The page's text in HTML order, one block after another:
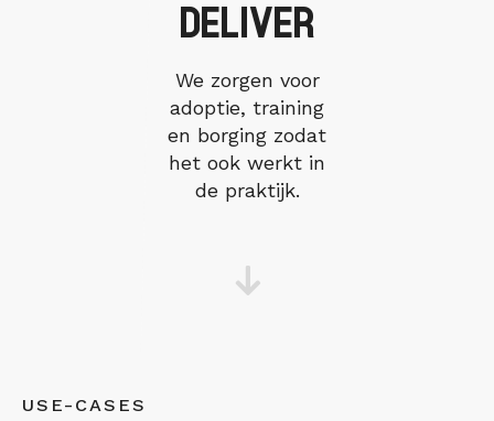
DELIVER
We zorgen voor
adoptie, training
en borging zodat
het ook werkt in
de praktijk.
USE-CASES